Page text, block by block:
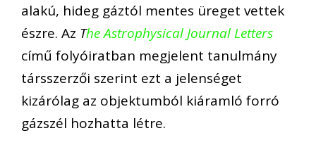
alakú, hideg gáztól mentes üreget vettek
észre. Az The Astrophysical Journal Letters
című folyóiratban megjelent tanulmány
társszerzői szerint ezt a jelenséget
kizárólag az objektumból kiáramló forró
gázszél hozhatta létre.